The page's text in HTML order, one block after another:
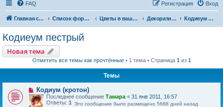
FAQ Вход
Регистрация
Главная страница Список форумов Цветы в вашем доме Декоративнолиственные растения Кодиеум пестрый
Кодиеум пестрый
Новая тема
Отметить все темы как прочтённые• 1 тема • Страница 1 из 1
Темы
Кодиум (кротон)
Последнее сообщение Тамара « 31 янв 2011, 16:57
Ответы: 1 Это сообщение было размещено 5688 дней назад